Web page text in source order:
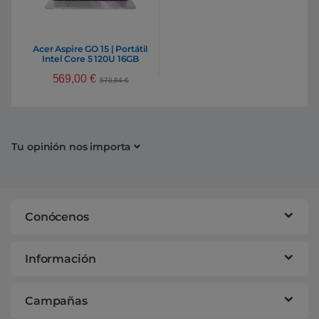
Acer Aspire GO 15 | Portátil
Intel Core 5 120U 16GB
Full HD Windows 11 Home
569,00 € 570,84€
Tu opinión nos importa
Conócenos
Información
Campañas